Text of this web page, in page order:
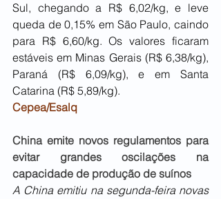
Sul, chegando a R$ 6,02/kg, e leve
queda de 0,15% em São Paulo, caindo
para R$ 6,60/kg. Os valores ficaram
estáveis em Minas Gerais (R$ 6,38/kg),
Paraná (R$ 6,09/kg), e em Santa
Catarina (R$ 5,89/kg).
Cepea/Esalq
China emite novos regulamentos para
evitar grandes oscilações na
capacidade de produção de suínos
A China emitiu na segunda-feira novas